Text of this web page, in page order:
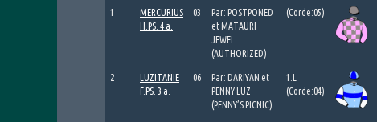
1
MERCURIUS
H.PS. 4 a.
03
Par: POSTPONED
et MATAURI
JEWEL
(AUTHORIZED)
(Corde:05)
2
LUZITANIE
F.PS. 3 a.
06
Par: DARIYAN et
PENNY LUZ
(PENNY’S PICNIC)
1.L
(Corde:04)